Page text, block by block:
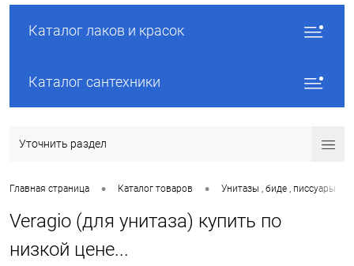
Каталог лаков и красок
Каталог сантехники
Уточнить раздел
Главная страница • Каталог товаров • Унитазы , биде , писсуары
Veragio (для унитаза) купить по
низкой цене...